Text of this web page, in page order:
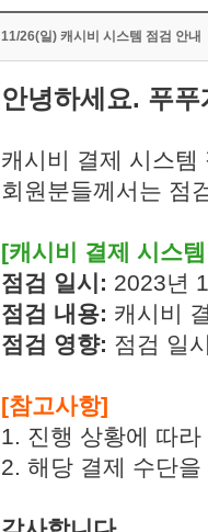
11/26(일) 캐시비 시스템 점검 안내
안녕하세요. 푸
캐시비 결제 시스
회원분들께서는 점
[캐시비 결제 시스
점검 일시: 2023년
점검 내용: 캐시비
점검 영향: 점검 일
[참고사항]
1. 진행 상황에 따
2. 해당 결제 수단